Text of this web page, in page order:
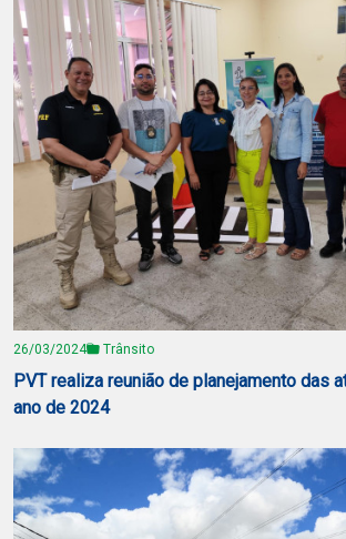
26/03/2024 Trânsito
PVT realiza reunião de planejamento das
ano de 2024